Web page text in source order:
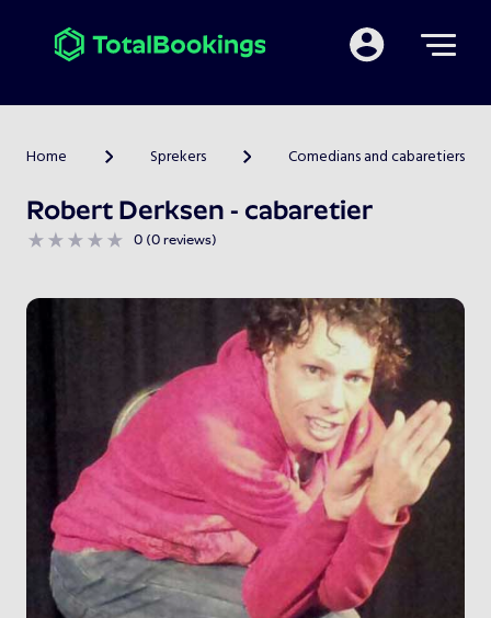
Mijn
Home > Sprekers > Comedians and cabaretiers
Robert Derksen - cabaretier
0 (0 reviews)